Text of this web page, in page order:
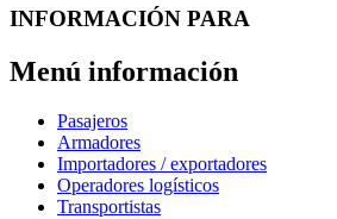
INFORMACIÓN PARA
Menú información
Pasajeros
Armadores
Importadores / exportadores
Operadores logísticos
Transportistas